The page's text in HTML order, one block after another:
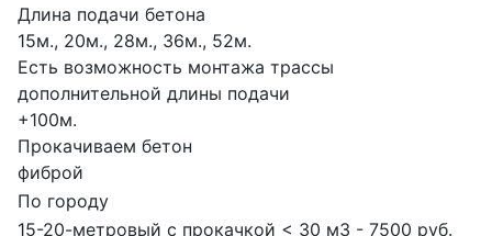
Длина подачи бетона
15м., 20м., 28м., 36м., 52м.
Есть возможность монтажа трассы
дополнительной длины подачи
+100м.
Прокачиваем бетон
фиброй
По городу
15-20-метровый с прокачкой < 30 м3 - 7500 руб.